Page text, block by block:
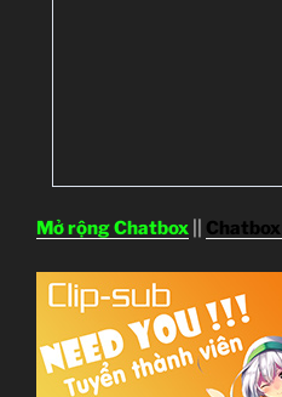
Mở rộng Chatbox